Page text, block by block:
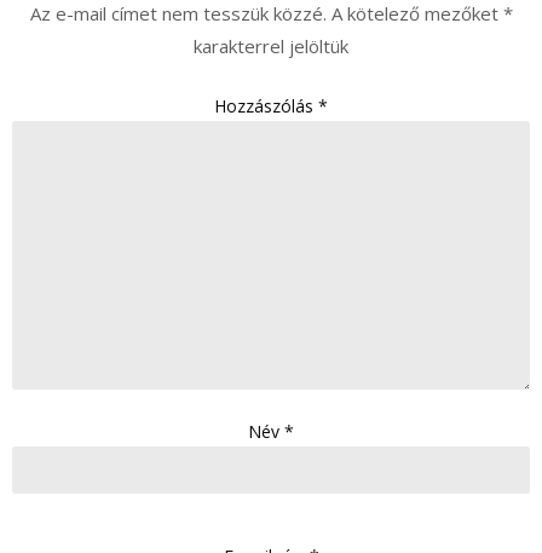
Az e-mail címet nem tesszük közzé. A kötelező mezőket *
karakterrel jelöltük
Hozzászólás *
Név *